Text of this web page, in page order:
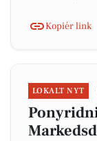
Kopiér link
LOKALT NYT